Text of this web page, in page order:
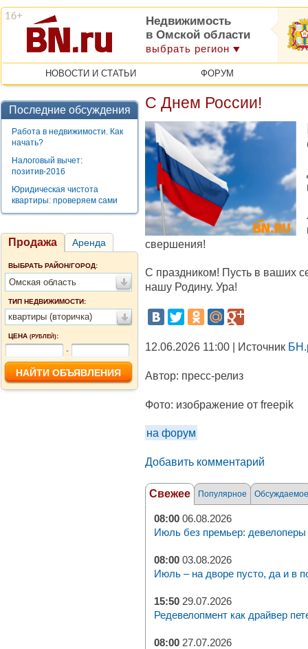
Недвижимость
в Омской области
выбрать регион
НОВОСТИ И СТАТЬИ ФОРУМ
Последние обсуждения
Работа в недвижимости. Как
начать?
Налоговый вычет:
позитив-2016
Юридическая чистота
квартиры: проверяем сами
Продажа Аренда
ВЫБРАТЬ РАЙОН/ГОРОД:
Омская область
ТИП НЕДВИЖИМОСТИ:
квартиры (вторичка)
ЦЕНА (РУБЛЕЙ):
-
С Днем России!
свершения!
С праздником! Пусть в ваших
нашу Родину. Ура!
12.06.2026 11:00 | Источник
Автор: пресс-релиз
Фото: изображение от freepik
на форум
Добавить комментарий
Свежее Популярное Обсуждаемое
08:00 06.08.2026
Июль без премьер: девелоперы
08:00 03.08.2026
Июль – на дворе пусто, да и в
15:50 29.07.2026
Редевелопмент как драйвер
08:00 27.07.2026